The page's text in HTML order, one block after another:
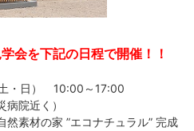
会を下記の日程で開催！！
・日） 10:00～17:00
院近く）
素材の家 ”エコナチュラル” 完成